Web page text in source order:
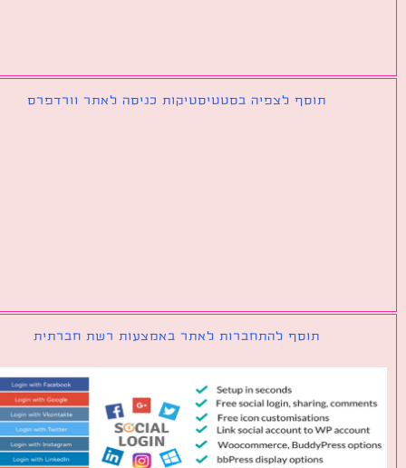
תוסף לצפיה בסטטיסטיקות כניסה לאתר וורדפרס
תוסף להתחברות לאתר באמצעות רשת חברתית